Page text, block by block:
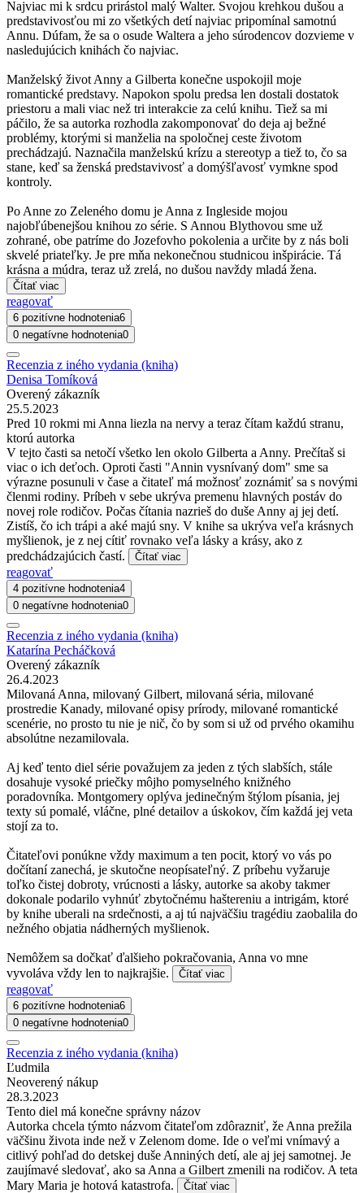
Najviac mi k srdcu prirástol malý Walter. Svojou krehkou dušou a
predstavivosťou mi zo všetkých detí najviac pripomínal samotnú
Annu. Dúfam, že sa o osude Waltera a jeho súrodencov dozvieme v
nasledujúcich knihách čo najviac.
Manželský život Anny a Gilberta konečne uspokojil moje
romantické predstavy. Napokon spolu predsa len dostali dostatok
priestoru a mali viac než tri interakcie za celú knihu. Tiež sa mi
páčilo, že sa autorka rozhodla zakomponovať do deja aj bežné
problémy, ktorými si manželia na spoločnej ceste životom
prechádzajú. Naznačila manželskú krízu a stereotyp a tiež to, čo sa
stane, keď sa ženská predstavivosť a domýšľavosť vymkne spod
kontroly.
Po Anne zo Zeleného domu je Anna z Ingleside mojou
najobľúbenejšou knihou zo série. S Annou Blythovou sme už
zohrané, obe patríme do Jozefovho pokolenia a určite by z nás boli
skvelé priateľky. Je pre mňa nekonečnou studnicou inšpirácie. Tá
krásna a múdra, teraz už zrelá, no dušou navždy mladá žena.
Čítať viac
reagovať
6 pozitívne hodnotenia6
0 negatívne hodnotenia0
Recenzia z iného vydania (kniha)
Denisa Tomíková
Overený zákazník
25.5.2023
Pred 10 rokmi mi Anna liezla na nervy a teraz čítam každú stranu,
ktorú autorka
V tejto časti sa netočí všetko len okolo Gilberta a Anny. Prečítaš si
viac o ich deťoch. Oproti časti "Annin vysnívaný dom" sme sa
výrazne posunuli v čase a čitateľ má možnosť zoznámiť sa s novými
členmi rodiny. Príbeh v sebe ukrýva premenu hlavných postáv do
novej role rodičov. Počas čítania nazrieš do duše Anny aj jej detí.
Zistíš, čo ich trápi a aké majú sny. V knihe sa ukrýva veľa krásnych
myšlienok, je z nej cítiť rovnako veľa lásky a krásy, ako z
predchádzajúcich častí.
Čítať viac
reagovať
4 pozitívne hodnotenia4
0 negatívne hodnotenia0
Recenzia z iného vydania (kniha)
Katarína Pecháčková
Overený zákazník
26.4.2023
Milovaná Anna, milovaný Gilbert, milovaná séria, milované
prostredie Kanady, milované opisy prírody, milované romantické
scenérie, no prosto tu nie je nič, čo by som si už od prvého okamihu
absolútne nezamilovala.
Aj keď tento diel série považujem za jeden z tých slabších, stále
dosahuje vysoké priečky môjho pomyselného knižného
poradovníka. Montgomery oplýva jedinečným štýlom písania, jej
texty sú pomalé, vláčne, plné detailov a úskokov, čím každá jej veta
stojí za to.
Čitateľovi ponúkne vždy maximum a ten pocit, ktorý vo vás po
dočítaní zanechá, je skutočne neopísateľný. Z príbehu vyžaruje
toľko čistej dobroty, vrúcnosti a lásky, autorke sa akoby takmer
dokonale podarilo vyhnúť zbytočnému haštereniu a intrigám, ktoré
by knihe uberali na srdečnosti, a aj tú najväčšiu tragédiu zaobalila do
nežného objatia nádherných myšlienok.
Nemôžem sa dočkať ďalšieho pokračovania, Anna vo mne
vyvoláva vždy len to najkrajšie.
Čítať viac
reagovať
6 pozitívne hodnotenia6
0 negatívne hodnotenia0
Recenzia z iného vydania (kniha)
Ľudmila
Neoverený nákup
28.3.2023
Tento diel má konečne správny názov
Autorka chcela týmto názvom čitateľom zdôrazniť, že Anna prežila
väčšinu života inde než v Zelenom dome. Ide o veľmi vnímavý a
citlivý pohľad do detskej duše Anniných detí, ale aj jej samotnej. Je
zaujímavé sledovať, ako sa Anna a Gilbert zmenili na rodičov. A teta
Mary Maria je hotová katastrofa.
Čítať viac